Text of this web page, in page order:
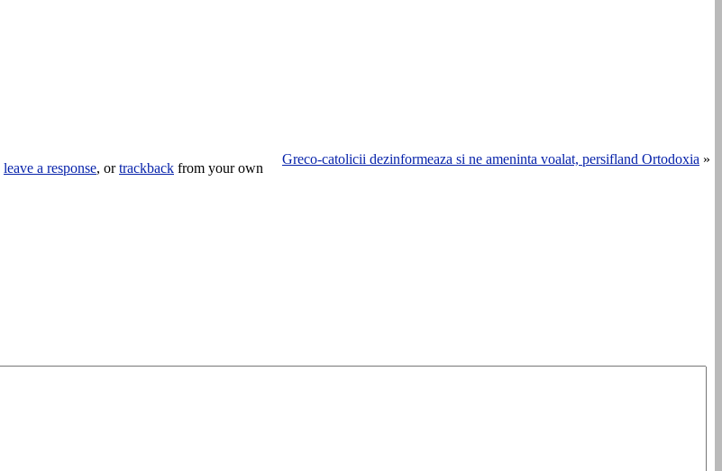
Greco-catolicii dezinformeaza si ne ameninta voalat, persifland Ortodoxia »
leave a response, ortrackback from your own